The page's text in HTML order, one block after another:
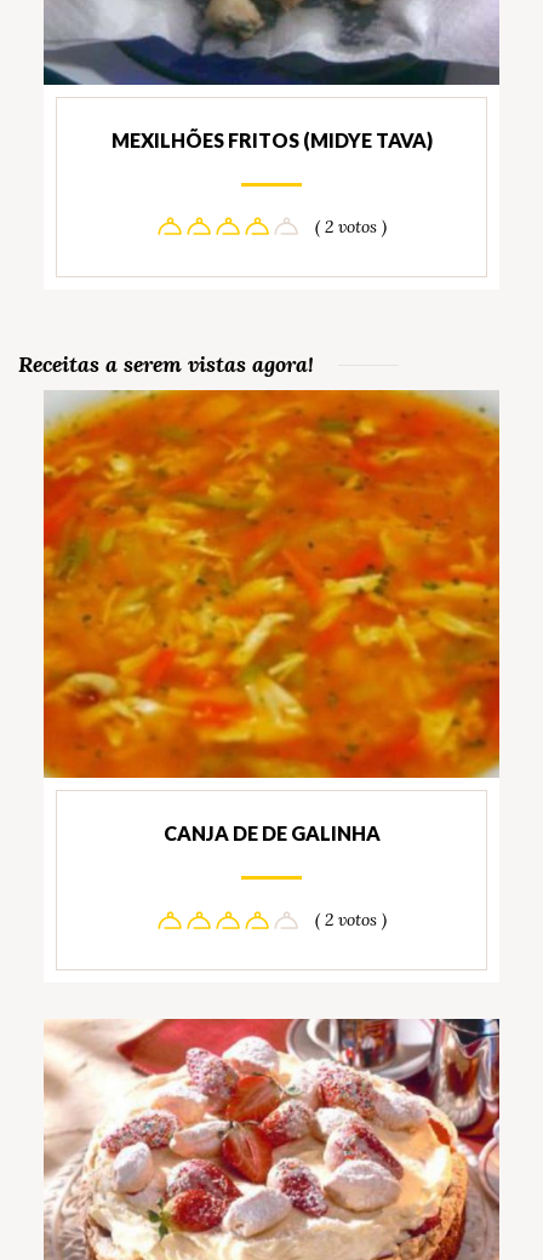
MEXILHÕES FRITOS (MIDYE TAVA)
( 2 votos )
Receitas a serem vistas agora!
CANJA DE DE GALINHA
( 2 votos )